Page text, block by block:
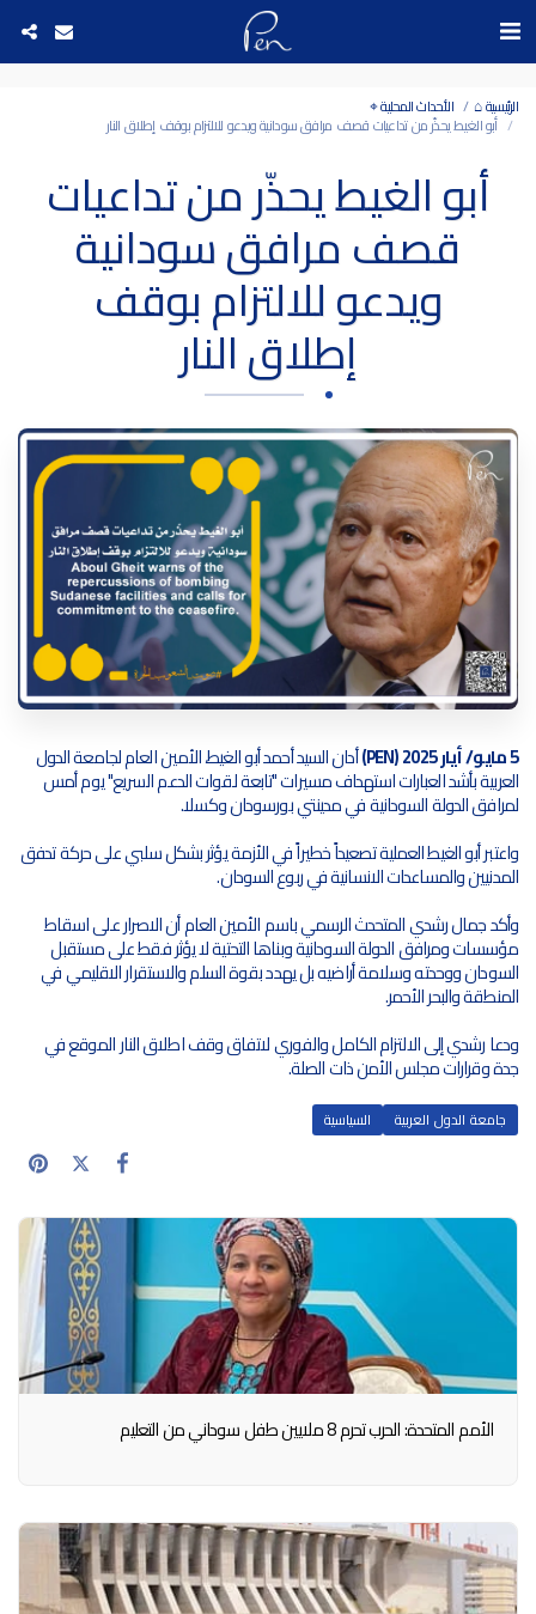
الرئيسية ⌂ الأحداث المحلية ⌖
أبو الغيط يحذّر من تداعيات قصف مرافق سودانية ويدعو للالتزام بوقف إطلاق النار
أبو الغيط يحذّر من تداعيات
قصف مرافق سودانية
ويدعو للالتزام بوقف
إطلاق النار
5 مايو/ أيار 2025 (PEN) أدان السيد أحمد أبو الغيط، الأمين العام لجامعة الدول
العربية بأشد العبارات استهداف مسيرات "تابعة لقوات الدعم السريع" يوم أمس
لمرافق الدولة السودانية في مدينتي بورسودان وكسلا.
واعتبر أبو الغيط العملية تصعيداً خطيراً في الأزمة يؤثر بشكل سلبي على حركة تدفق
المدنيين والمساعدات الانسانية في ربوع السودان.
وأكد جمال رشدي المتحدث الرسمي باسم الأمين العام أن الاصرار على اسقاط
مؤسسات ومرافق الدولة السودانية وبناها التحتية لا يؤثر فقط على مستقبل
السودان ووحدته وسلامة أراضيه بل يهدد بقوة السلم والاستقرار الاقليمي في
المنطقة والبحر الأحمر.
ودعا رشدي إلى الالتزام الكامل والفوري لاتفاق وقف اطلاق النار الموقع في
جدة وقرارات مجلس الأمن ذات الصلة.
جامعة الدول العربية السياسية
الأمم المتحدة: الحرب تحرم 8 ملايين طفل سوداني من التعليم